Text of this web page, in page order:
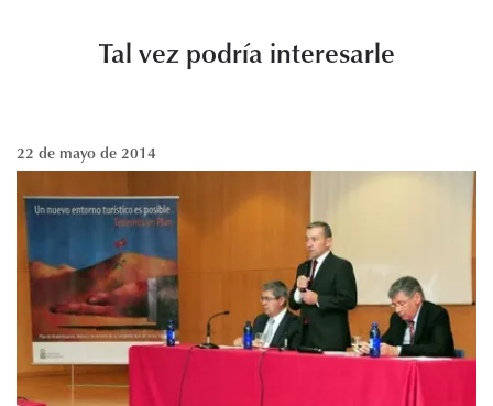
Tal vez podría interesarle
22 de mayo de 2014